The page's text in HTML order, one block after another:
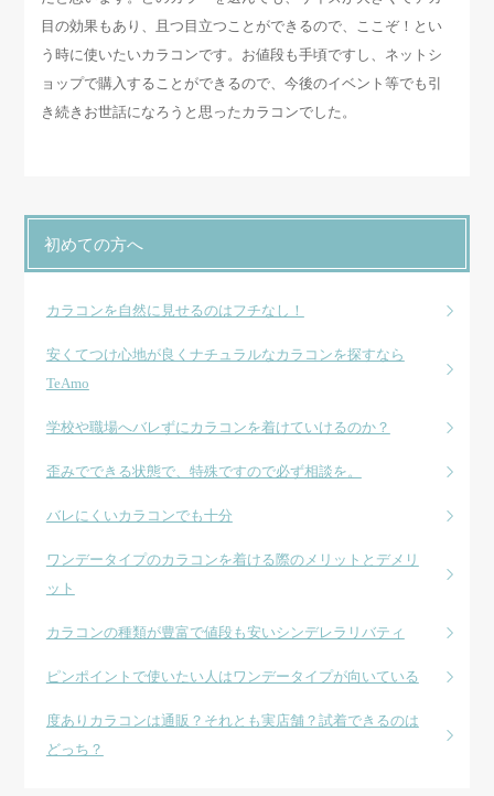
目の効果もあり、且つ目立つことができるので、ここぞ！とい
う時に使いたいカラコンです。お値段も手頃ですし、ネットシ
ョップで購入することができるので、今後のイベント等でも引
き続きお世話になろうと思ったカラコンでした。
初めての方へ
カラコンを自然に見せるのはフチなし！
安くてつけ心地が良くナチュラルなカラコンを探すなら
TeAmo
学校や職場へバレずにカラコンを着けていけるのか？
歪みでできる状態で、特殊ですので必ず相談を。
バレにくいカラコンでも十分
ワンデータイプのカラコンを着ける際のメリットとデメリ
ット
カラコンの種類が豊富で値段も安いシンデレラリバティ
ピンポイントで使いたい人はワンデータイプが向いている
度ありカラコンは通販？それとも実店舗？試着できるのは
どっち？